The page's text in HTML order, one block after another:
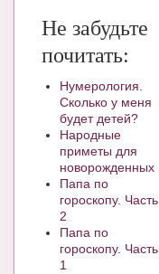
Не забудьте
почитать:
Нумерология.
Сколько у меня
будет детей?
Народные
приметы для
новорожденных
Папа по
гороскопу. Часть
2
Папа по
гороскопу. Часть
1